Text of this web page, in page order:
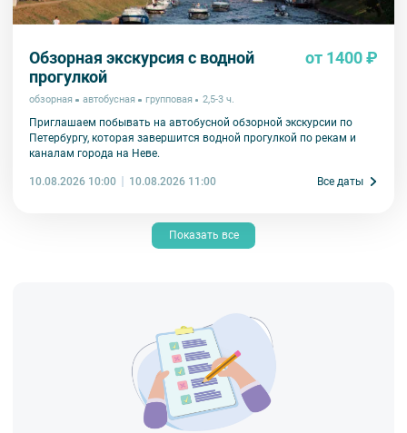
Обзорная экскурсия с водной
прогулкой
от 1400 ₽
обзорная автобусная групповая 2,5-3 ч.
Приглашаем побывать на автобусной обзорной экскурсии по
Петербургу, которая завершится водной прогулкой по рекам и
каналам города на Неве.
10.08.2026 10:00 10.08.2026 11:00 Все даты
Показать все